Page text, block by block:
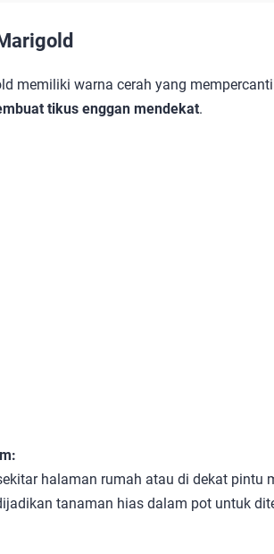
memiliki warna cerah yang
tikus enggan mendekat.
halaman rumah atau di dekat pintu
tanaman hias dalam pot untuk